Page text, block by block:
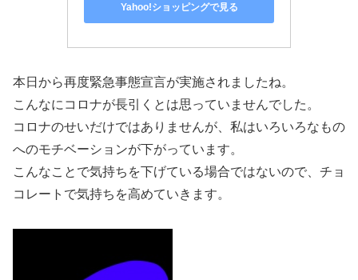
Yahoo!ショッピングで見る
本日から再度緊急事態宣言が実施されましたね。
こんなにコロナが長引くとは思っていませんでした。
コロナのせいだけではありませんが、私はいろいろなもの
へのモチベーションが下がっています。
こんなことで気持ちを下げている場合ではないので、チョ
コレートで気持ちを高めていきます。